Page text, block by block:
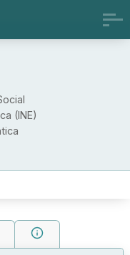
(INE)
reforma antecipada